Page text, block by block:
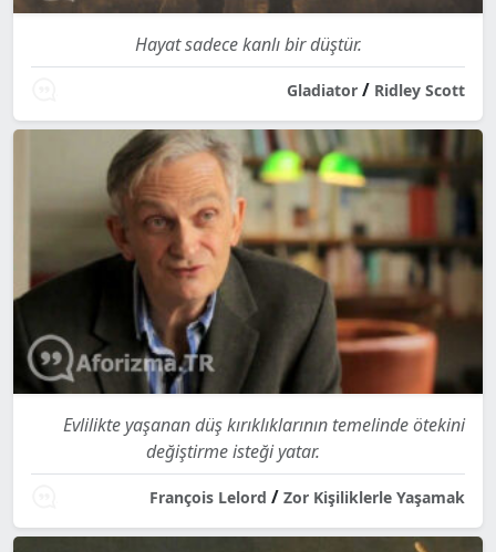
Hayat sadece kanlı bir düştür.
Gladiator / Ridley Scott
Evlilikte yaşanan düş kırıklıklarının temelinde ötekini
değiştirme isteği yatar.
François Lelord / Zor Kişiliklerle Yaşamak